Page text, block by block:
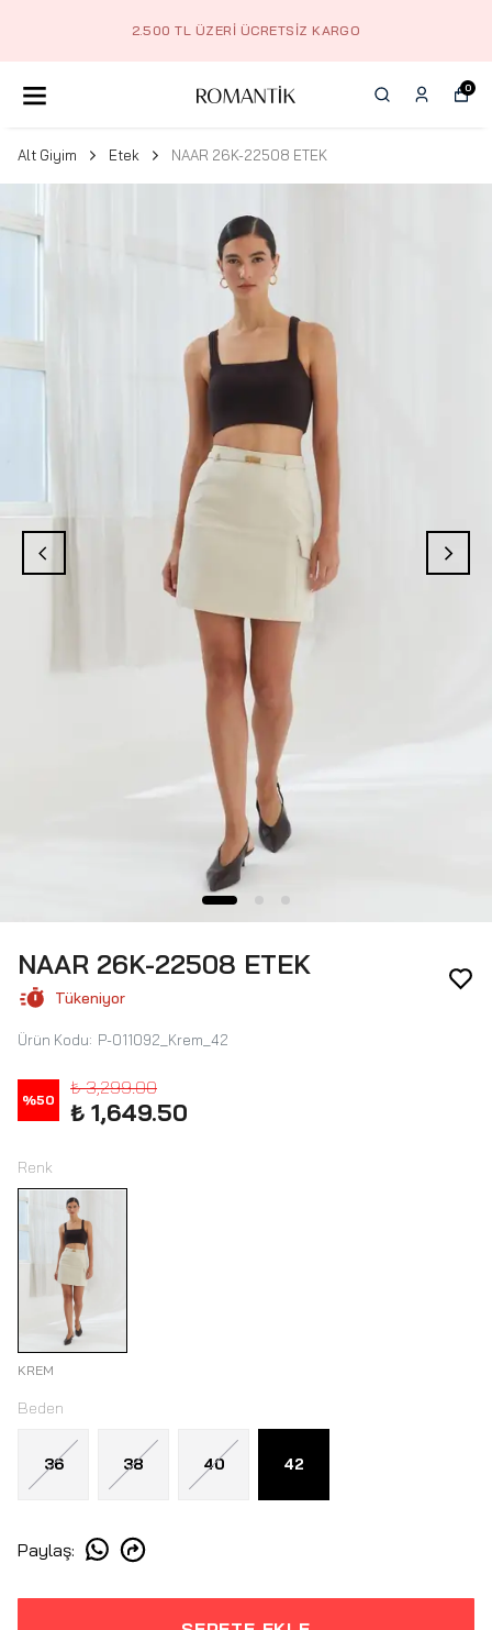
2.500 TL ÜZERI ÜCRETSIZ KARGO
0
Alt Giyim Etek NAAR 26K-22508 ETEK
NAAR 26K-22508 ETEK
Tükeniyor
Ürün Kodu: P-011092_Krem_42
%50
₺ 3,299.00
₺ 1,649.50
Renk
KREM
Beden
36 38 40 42
Paylaş: